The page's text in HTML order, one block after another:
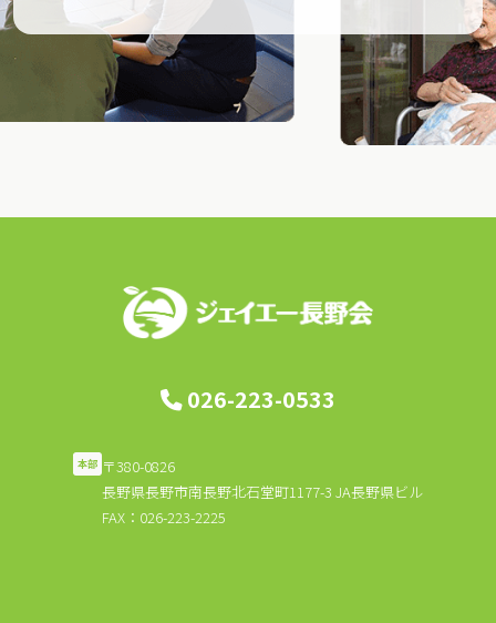
026-223-0533
本部 〒380-0826
長野県長野市南長野北石堂町1177-3 JA長野県ビル
FAX：026-223-2225